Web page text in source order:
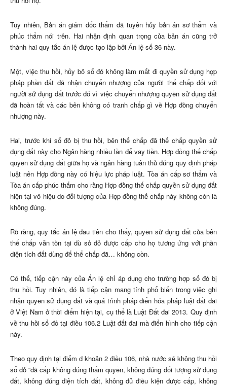
Tuy nhiên, Bản án giám đốc thẩm đã tuyên hủy bản án sơ thẩm và
phúc thẩm nói trên. Hai nhận định quan trọng của bản án cũng trở
thành hai quy tắc án lệ được tạo lập bởi Án lệ số 36 này.
Một, việc thu hồi, hủy bỏ sổ đỏ không làm mất đi quyền sử dụng hợp
pháp phần đất đã nhận chuyển nhượng của người thế chấp đối với
người sử dụng đất trước đó vì việc chuyển nhượng quyền sử dụng đất
đã hoàn tất và các bên không có tranh chấp gì về Hợp đồng chuyển
nhượng này.
Hai, trước khi sổ đỏ bị thu hồi, bên thế chấp đã thế chấp quyền sử
dụng đất này cho Ngân hàng nhiều lần để vay tiền. Hợp đồng thế chấp
quyền sử dụng đất giữa họ và ngân hàng tuân thủ đúng quy định pháp
luật nên Hợp đồng này có hiệu lực pháp luật. Tòa án cấp sơ thẩm và
Tòa án cấp phúc thẩm cho rằng Hợp đồng thế chấp quyền sử dụng đất
hiện tại vô hiệu do đối tượng của Hợp đồng thế chấp này không còn là
không đúng.
Rõ ràng, quy tắc án lệ đầu tiên cho thấy, quyền sử dụng đất của bên
thế chấp vẫn tồn tại dù sỏ đỏ được cấp cho họ tương ứng với phần
diện tích đất dùng để thể chấp đã… không còn.
Có thể, tiếp cận này của Án lệ chỉ áp dụng cho trường hợp sổ đỏ bị
thu hồi. Tuy nhiên, đó là tiếp cận mang tính phổ biến trong việc ghi
nhận quyền sử dụng đất và quá trình pháp điển hóa pháp luật đất đai
ở Việt Nam ở thời điểm hiện tại, cụ thể là Luật Đất đai 2013. Quy định
về thu hồi sổ đỏ tại điều 106.2 Luật đất đai mà điển hình cho tiếp cận
này.
Theo quy định tại điểm d khoản 2 điều 106, nhà nước sẽ không thu hồi
sổ đỏ “đã cấp không đúng thẩm quyền, không đúng đối tượng sử dụng
đất, không đúng diện tích đất, không đủ điều kiện được cấp, không